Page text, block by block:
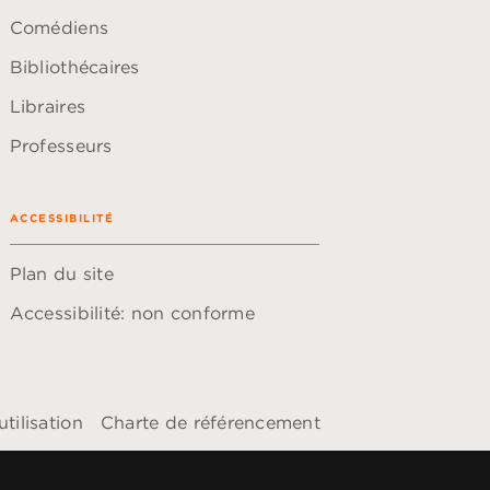
Comédiens
Bibliothécaires
Libraires
Professeurs
ACCESSIBILITÉ
Plan du site
Accessibilité: non conforme
Charte de référencement